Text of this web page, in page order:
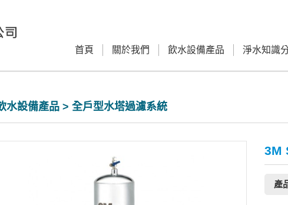
首頁 關於我們 飲水設備產品 淨水知識
水設備產品 > 全戶型水塔過濾系統
3M
產